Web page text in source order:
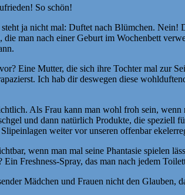
So schön!
ja nicht mal: Duftet nach Blümchen. Nein!
man nach einer Geburt im Wochenbett
Eine Mutter, die sich ihre Tochter mal zur
Ich hab dir deswegen diese
Als Frau kann man wohl froh sein,
und dann natürlich Produkte, die
weiter vor unseren offenbar
wenn man mal seine Phantasie spielen
Freshness-Spray, das man nach jedem
Mädchen und Frauen nicht den Glauben,